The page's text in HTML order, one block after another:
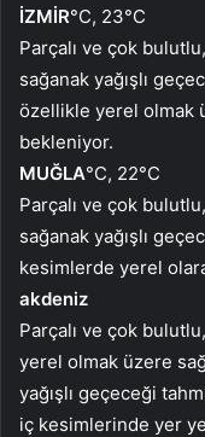
İZMİR°C, 23°C
Parçalı ve çok
sağanak yağışlı
özellikle yerel olmak
bekleniyor.
MUĞLA°C, 22°C
Parçalı ve çok
sağanak yağışlı
kesimlerde yerel
akdeniz
Parçalı ve çok
yerel olmak üzere
yağışlı geçeceği
iç kesimlerinde yer